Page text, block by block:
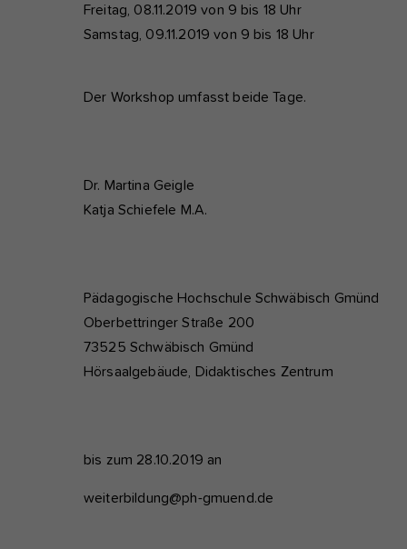
Freitag, 08.11.2019 von 9 bis 18 Uhr
Samstag, 09.11.2019 von 9 bis 18 Uhr
Der Workshop umfasst beide Tage.
Dr. Martina Geigle
Katja Schiefele M.A.
Pädagogische Hochschule Schwäbisch Gmünd
Oberbettringer Straße 200
73525 Schwäbisch Gmünd
Hörsaalgebäude, Didaktisches Zentrum
bis zum 28.10.2019 an
weiterbildung@ph-gmuend.de